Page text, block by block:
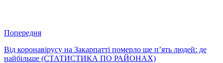
Попередня
Від коронавірусу на Закарпатті померло ще п’ять людей: де
найбільше (СТАТИСТИКА ПО РАЙОНАХ)